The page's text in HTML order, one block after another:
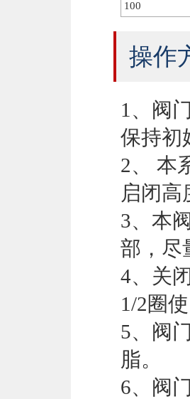
100
操作
1、阀
保持初
2、 本
启闭高
3、本
部，尽
4、关
1/2圈
5、阀
脂。
6、阀